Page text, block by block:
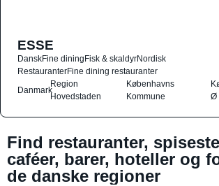
ESSE
DanskFine diningFisk & skaldyrNordisk
RestauranterFine dining restauranter
Danmark
Region
Hovedstaden
Københavns
Kommune
Ø
Find restauranter,
caféer, barer, hoteller og
de danske regioner